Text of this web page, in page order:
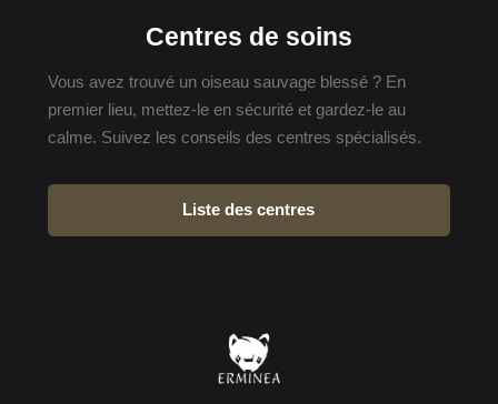
Centres de soins
Vous avez trouvé un oiseau sauvage blessé ? En
premier lieu, mettez-le en sécurité et gardez-le au
calme. Suivez les conseils des centres spécialisés.
Liste des centres